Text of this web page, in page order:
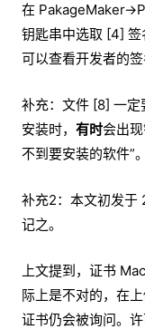
在 PakageMaker-
钥匙串中选取 [4]
可以查看开发者的签
补充：文件 [8] 一定
安装时， 有时会出
不到要安装的软件”。
补充2：本文初发于
记之。
上文提到，证书
际上是不对的，在
证书仍会被询问。